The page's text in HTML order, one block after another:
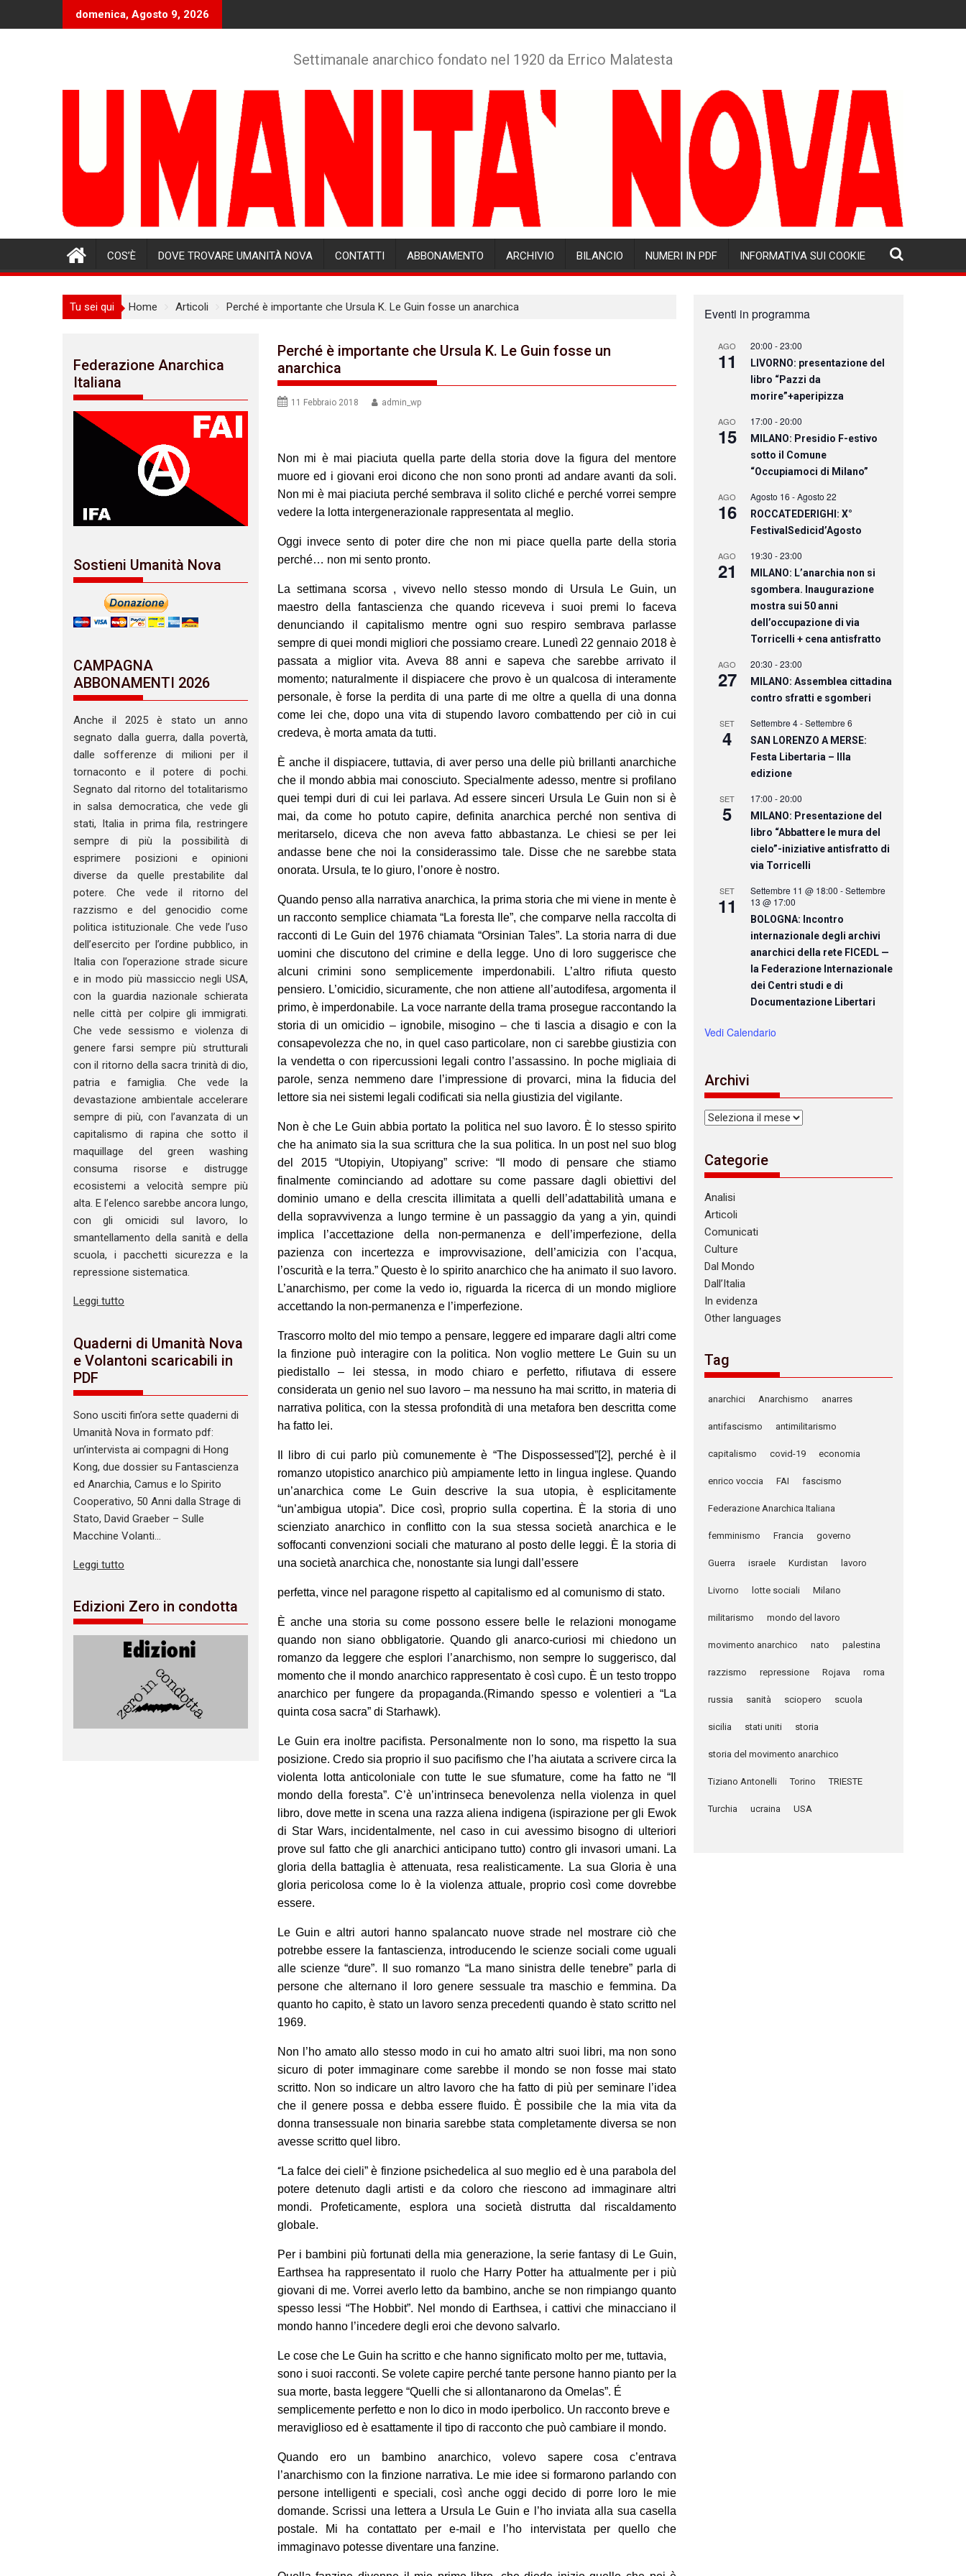
domenica, Agosto 9, 2026
Settimanale anarchico fondato nel 1920 da Errico Malatesta
COS’È DOVE TROVARE UMANITÀ NOVA CONTATTI ABBONAMENTO ARCHIVIO BILANCIO NUMERI IN PDF INFORMATIVA SUI COOKIE
Tu sei qui Home Articoli Perché è importante che Ursula K. Le Guin fosse un anarchica
Perché è importante che Ursula K. Le Guin fosse un
anarchica
11 Febbraio 2018 admin_wp
Non mi è mai piaciuta quella parte della storia dove la figura del mentore
muore ed i giovani eroi dicono che non sono pronti ad andare avanti da soli.
Non mi è mai piaciuta perché sembrava il solito cliché e perché vorrei sempre
vedere la lotta intergenerazionale rappresentata al meglio.
Oggi invece sento di poter dire che non mi piace quella parte della storia
perché… non mi sento pronto.
La settimana scorsa , vivevo nello stesso mondo di Ursula Le Guin, un
maestro della fantascienza che quando riceveva i suoi premi lo faceva
denunciando il capitalismo mentre ogni suo respiro sembrava parlasse
sempre di quei mondi migliori che possiamo creare. Lunedì 22 gennaio 2018 è
passata a miglior vita. Aveva 88 anni e sapeva che sarebbe arrivato il
momento; naturalmente il dispiacere che provo è un qualcosa di interamente
personale, è forse la perdita di una parte di me oltre a quella di una donna
come lei che, dopo una vita di stupendo lavoro combattendo per ciò in cui
credeva, è morta amata da tutti.
È anche il dispiacere, tuttavia, di aver perso una delle più brillanti anarchiche
che il mondo abbia mai conosciuto. Specialmente adesso, mentre si profilano
quei tempi duri di cui lei parlava. Ad essere sinceri Ursula Le Guin non si è
mai, da come ho potuto capire, definita anarchica perché non sentiva di
meritarselo, diceva che non aveva fatto abbastanza. Le chiesi se per lei
andasse bene che noi la considerassimo tale. Disse che ne sarebbe stata
onorata. Ursula, te lo giuro, l’onore è nostro.
Quando penso alla narrativa anarchica, la prima storia che mi viene in mente è
un racconto semplice chiamata “La foresta Ile”, che comparve nella raccolta di
racconti di Le Guin del 1976 chiamata “Orsinian Tales”. La storia narra di due
uomini che discutono del crimine e della legge. Uno di loro suggerisce che
alcuni crimini sono semplicemente imperdonabili. L’altro rifiuta questo
pensiero. L’omicidio, sicuramente, che non attiene all’autodifesa, argomenta il
primo, è imperdonabile. La voce narrante della trama prosegue raccontando la
storia di un omicidio – ignobile, misogino – che ti lascia a disagio e con la
consapevolezza che no, in quel caso particolare, non ci sarebbe giustizia con
la vendetta o con ripercussioni legali contro l’assassino. In poche migliaia di
parole, senza nemmeno dare l’impressione di provarci, mina la fiducia del
lettore sia nei sistemi legali codificati sia nella giustizia del vigilante.
Non è che Le Guin abbia portato la politica nel suo lavoro. È lo stesso spirito
che ha animato sia la sua scrittura che la sua politica. In un post nel suo blog
del 2015 “Utopiyin, Utopiyang” scrive: “Il modo di pensare che stiamo
finalmente cominciando ad adottare su come passare dagli obiettivi del
dominio umano e della crescita illimitata a quelli dell’adattabilità umana e
della sopravvivenza a lungo termine è un passaggio da yang a yin, quindi
implica l’accettazione della non-permanenza e dell’imperfezione, della
pazienza con incertezza e improvvisazione, dell’amicizia con l’acqua,
l’oscurità e la terra.” Questo è lo spirito anarchico che ha animato il suo lavoro.
L’anarchismo, per come la vedo io, riguarda la ricerca di un mondo migliore
accettando la non-permanenza e l’imperfezione.
Trascorro molto del mio tempo a pensare, leggere ed imparare dagli altri come
la finzione può interagire con la politica. Non voglio mettere Le Guin su un
piedistallo – lei stessa, in modo chiaro e perfetto, rifiutava di essere
considerata un genio nel suo lavoro – ma nessuno ha mai scritto, in materia di
narrativa politica, con la stessa profondità di una metafora ben descritta come
ha fatto lei.
Il libro di cui parlo più comunemente è “The Dispossessed”[2], perché è il
romanzo utopistico anarchico più ampiamente letto in lingua inglese. Quando
un’anarchica come Le Guin descrive la sua utopia, è esplicitamente
“un’ambigua utopia”. Dice così, proprio sulla copertina. È la storia di uno
scienziato anarchico in conflitto con la sua stessa società anarchica e le
soffocanti convenzioni sociali che maturano al posto delle leggi. È la storia di
una società anarchica che, nonostante sia lungi dall’essere
perfetta, vince nel paragone rispetto al capitalismo ed al comunismo di stato.
È anche una storia su come possono essere belle le relazioni monogame
quando non siano obbligatorie. Quando gli anarco-curiosi mi chiedono un
romanzo da leggere che esplori l’anarchismo, non sempre lo suggerisco, dal
momento che il mondo anarchico rappresentato è così cupo. È un testo troppo
anarchico per fungere da propaganda.(Rimando spesso e volentieri a “La
quinta cosa sacra” di Starhawk).
Le Guin era inoltre pacifista. Personalmente non lo sono, ma rispetto la sua
posizione. Credo sia proprio il suo pacifismo che l’ha aiutata a scrivere circa la
violenta lotta anticoloniale con tutte le sue sfumature, come ha fatto ne “Il
mondo della foresta”. C’è un’intrinseca benevolenza nella violenza in quel
libro, dove mette in scena una razza aliena indigena (ispirazione per gli Ewok
di Star Wars, incidentalmente, nel caso in cui avessimo bisogno di ulteriori
prove sul fatto che gli anarchici anticipano tutto) contro gli invasori umani. La
gloria della battaglia è attenuata, resa realisticamente. La sua Gloria è una
gloria pericolosa come lo è la violenza attuale, proprio così come dovrebbe
essere.
Le Guin e altri autori hanno spalancato nuove strade nel mostrare ciò che
potrebbe essere la fantascienza, introducendo le scienze sociali come uguali
alle scienze “dure”. Il suo romanzo “La mano sinistra delle tenebre” parla di
persone che alternano il loro genere sessuale tra maschio e femmina. Da
quanto ho capito, è stato un lavoro senza precedenti quando è stato scritto nel
1969.
Non l’ho amato allo stesso modo in cui ho amato altri suoi libri, ma non sono
sicuro di poter immaginare come sarebbe il mondo se non fosse mai stato
scritto. Non so indicare un altro lavoro che ha fatto di più per seminare l’idea
che il genere possa e debba essere fluido. È possibile che la mia vita da
donna transessuale non binaria sarebbe stata completamente diversa se non
avesse scritto quel libro.
“La falce dei cieli” è finzione psichedelica al suo meglio ed è una parabola del
potere detenuto dagli artisti e da coloro che riescono ad immaginare altri
mondi. Profeticamente, esplora una società distrutta dal riscaldamento
globale.
Per i bambini più fortunati della mia generazione, la serie fantasy di Le Guin,
Earthsea ha rappresentato il ruolo che Harry Potter ha attualmente per i più
giovani di me. Vorrei averlo letto da bambino, anche se non rimpiango quanto
spesso lessi “The Hobbit”. Nel mondo di Earthsea, i cattivi che minacciano il
mondo hanno l’incedere degli eroi che devono salvarlo.
Le cose che Le Guin ha scritto e che hanno significato molto per me, tuttavia,
sono i suoi racconti. Se volete capire perché tante persone hanno pianto per la
sua morte, basta leggere “Quelli che si allontanarono da Omelas”. É
semplicemente perfetto e non lo dico in modo iperbolico. Un racconto breve e
meraviglioso ed è esattamente il tipo di racconto che può cambiare il mondo.
Quando ero un bambino anarchico, volevo sapere cosa c’entrava
l’anarchismo con la finzione narrativa. Le mie idee si formarono parlando con
persone intelligenti e speciali, così anche oggi decido di porre loro le mie
domande. Scrissi una lettera a Ursula Le Guin e l’ho inviata alla sua casella
postale. Mi ha contattato per e-mail e l’ho intervistata per quello che
immaginavo potesse diventare una fanzine.
Federazione Anarchica
Italiana
Sostieni Umanità Nova
CAMPAGNA
ABBONAMENTI 2026
Anche il 2025 è stato un anno
segnato dalla guerra, dalla povertà,
dalle sofferenze di milioni per il
tornaconto e il potere di pochi.
Segnato dal ritorno del totalitarismo
in salsa democratica, che vede gli
stati, Italia in prima fila, restringere
sempre di più la possibilità di
esprimere posizioni e opinioni
diverse da quelle prestabilite dal
potere. Che vede il ritorno del
razzismo e del genocidio come
politica istituzionale. Che vede l’uso
dell’esercito per l’ordine pubblico, in
Italia con l’operazione strade sicure
e in modo più massiccio negli USA,
con la guardia nazionale schierata
nelle città per colpire gli immigrati.
Che vede sessismo e violenza di
genere farsi sempre più strutturali
con il ritorno della sacra trinità di dio,
patria e famiglia. Che vede la
devastazione ambientale accelerare
sempre di più, con l’avanzata di un
capitalismo di rapina che sotto il
maquillage del green washing
consuma risorse e distrugge
ecosistemi a velocità sempre più
alta. E l’elenco sarebbe ancora lungo,
con gli omicidi sul lavoro, lo
smantellamento della sanità e della
scuola, i pacchetti sicurezza e la
repressione sistematica.
Leggi tutto
Quaderni di Umanità Nova
e Volantoni scaricabili in
PDF
Sono usciti fin’ora sette quaderni di
Umanità Nova in formato pdf:
un’intervista ai compagni di Hong
Kong, due dossier su Fantascienza
ed Anarchia, Camus e lo Spirito
Cooperativo, 50 Anni dalla Strage di
Stato, David Graeber – Sulle
Macchine Volanti…
Leggi tutto
Edizioni Zero in condotta
Eventi in programma
AGO
11
20:00 -23:00
LIVORNO: presentazione del
libro “Pazzi da
morire”+aperipizza
AGO
15
17:00 -20:00
MILANO: Presidio F-estivo
sotto il Comune
“Occupiamoci di Milano”
AGO
16
Agosto 16 -Agosto 22
ROCCATEDERIGHI: X°
FestivalSedicid’Agosto
AGO
21
19:30 -23:00
MILANO: L’anarchia non si
sgombera. Inaugurazione
mostra sui 50 anni
dell’occupazione di via
Torricelli + cena antisfratto
AGO
27
20:30 -23:00
MILANO: Assemblea cittadina
contro sfratti e sgomberi
SET
4
Settembre 4-Settembre 6
SAN LORENZO A MERSE:
Festa Libertaria – IIIa
edizione
SET
5
17:00 -20:00
MILANO: Presentazione del
libro “Abbattere le mura del
cielo”-iniziative antisfratto di
via Torricelli
SET
11
Settembre 11 @ 18:00 -Settembre
13 @ 17:00
BOLOGNA: Incontro
internazionale degli archivi
anarchici della rete FICEDL —
la Federazione Internazionale
dei Centri studi e di
Documentazione Libertari
Vedi Calendario
Archivi
Archivi
Categorie
Analisi
Articoli
Comunicati
Culture
Dal Mondo
Dall’Italia
In evidenza
Other languages
Tag
anarchici Anarchismo anarres
antifascismo antimilitarismo
capitalismo covid-19 economia
enrico voccia FAI fascismo
Federazione Anarchica Italiana
femminismo Francia governo
Guerra israele Kurdistan lavoro
Livorno lotte sociali Milano
militarismo mondo del lavoro
movimento anarchico nato palestina
razzismo repressione Rojava roma
russia sanità sciopero scuola
sicilia stati uniti storia
storia del movimento anarchico
Tiziano Antonelli Torino TRIESTE
Turchia ucraina USA